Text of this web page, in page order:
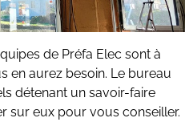
de Préfa Elec sont à
en aurez besoin. Le bureau
détenant un savoir-faire
sur eux pour vous conseiller.